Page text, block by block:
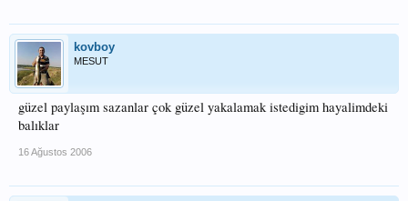
kovboy
MESUT
güzel paylaşım sazanlar çok güzel yakalamak istedigim hayalimdeki
balıklar
16 Ağustos 2006